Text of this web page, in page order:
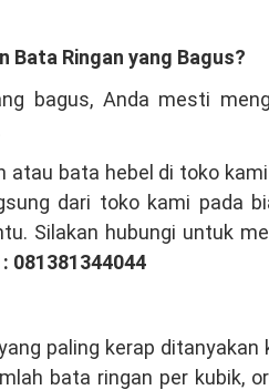
Bata Ringan yang Bagus?
bagus, Anda mesti
bata hebel di toko
dari toko kami pada
Silakan hubungi untuk
081381344044
paling kerap
bata ringan per kubik,